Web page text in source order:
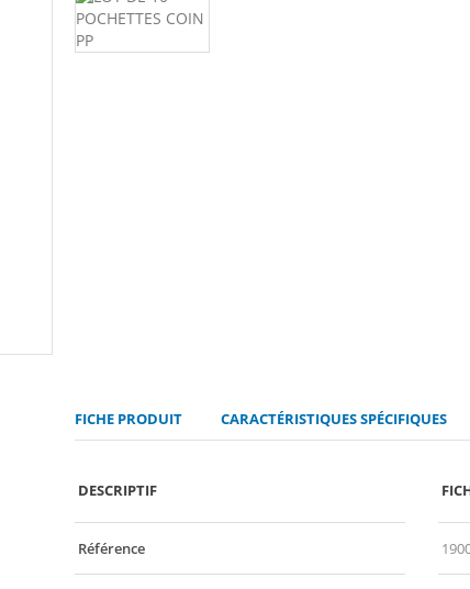
FICHE PRODUIT CARACTÉRISTIQUES SPÉCIFIQUES
DESCRIPTIF
Référence